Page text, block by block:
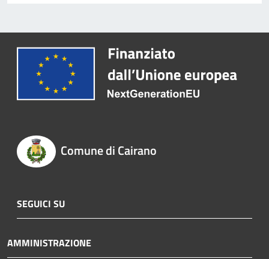
Comune di Cairano
SEGUICI SU
AMMINISTRAZIONE